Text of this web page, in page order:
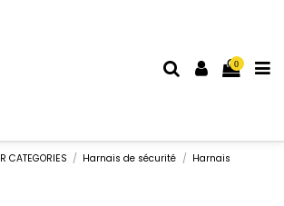
0
CATEGORIES Harnais de sécurité
Harnais